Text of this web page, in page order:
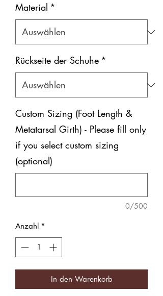
Material *
Rückseite der Schuhe *
Custom Sizing (Foot Length &
Metatarsal Girth) - Please fill only
if you select custom sizing
(optional)
0/500
Anzahl *
In den Warenkorb